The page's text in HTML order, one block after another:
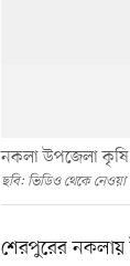
নকলা উপ‌জেলা কৃ‌ষি
ছ‌বি: ভি‌ডিও থে‌কে নে‌ওয়া
শেরপুরের নকলায়